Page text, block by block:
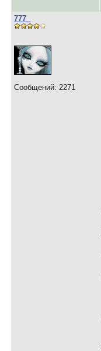
777_
Сообщений: 2271